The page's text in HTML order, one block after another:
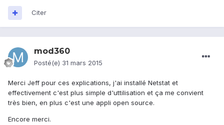
Citer
mod360
Posté(e) 31 mars 2015
Merci Jeff pour ces explications, j'ai installé Netstat et
effectivement c'est plus simple d'uttilisation et ça me convient
très bien, en plus c'est une appli open source.
Encore merci.